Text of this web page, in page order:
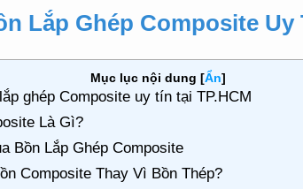
Lắp Ghép Composite Uy
Mục lục nội dung [Ẩn]
ghép Composite uy tín tại TP.HCM
Là Gì?
Bồn Lắp Ghép Composite
Composite Thay Vì Bồn Thép?